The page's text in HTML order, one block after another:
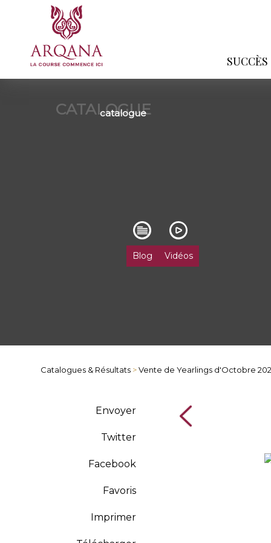
SUCCÈS
CATALOGUE
catalogue
Blog Vidéos
Catalogues & Résultats >Vente de Yearlings d'Octobre
Envoyer
Twitter
Facebook
Favoris
Imprimer